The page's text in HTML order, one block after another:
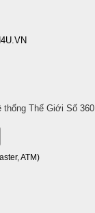
thống Thế Giới Số 360
ATM)